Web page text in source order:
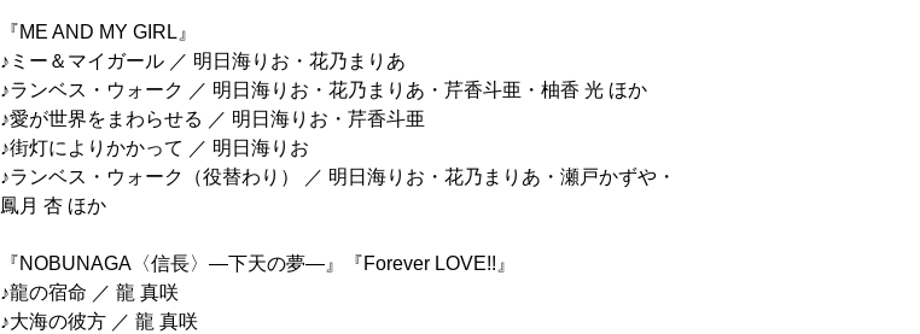
『ME AND MY GIRL』
♪ミー＆マイガール ／ 明日海りお・花乃まりあ
♪ランベス・ウォーク ／ 明日海りお・花乃まりあ・芹香斗亜・柚香 光 ほか
♪愛が世界をまわらせる ／ 明日海りお・芹香斗亜
♪街灯によりかかって ／ 明日海りお
♪ランベス・ウォーク（役替わり） ／ 明日海りお・花乃まりあ・瀬戸かずや・
鳳月 杏 ほか
『NOBUNAGA〈信長〉―下天の夢―』『Forever LOVE!!』
♪龍の宿命 ／ 龍 真咲
♪大海の彼方 ／ 龍 真咲